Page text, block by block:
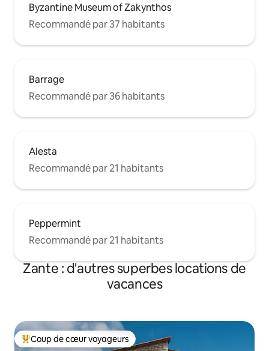
Byzantine Museum of Zakynthos
Recommandé par 37 habitants
Barrage
Recommandé par 36 habitants
Alesta
Recommandé par 21 habitants
Peppermint
Recommandé par 21 habitants
Zante : d'autres superbes locations de
vacances
Coups de cœur voyageurs les plus appréciés
Coup de cœur voyageurs